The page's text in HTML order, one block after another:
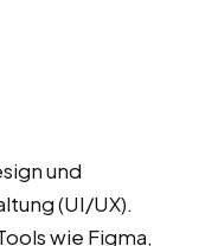
und
(UI/UX).
wie Figma,